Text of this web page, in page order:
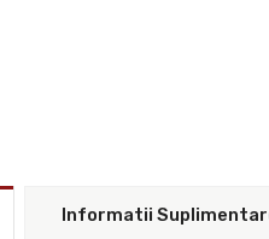
Informatii